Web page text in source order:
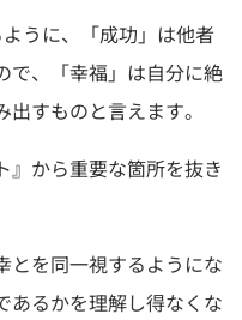
うに、「成功」は他者
で、「幸福」は自分に絶
すものと言えます。
』から重要な箇所を抜き
とを同一視するようにな
あるかを理解し得なくな